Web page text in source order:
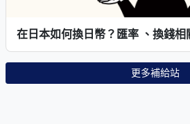
在日本如何換日幣？匯率 、換錢相
更多補給站